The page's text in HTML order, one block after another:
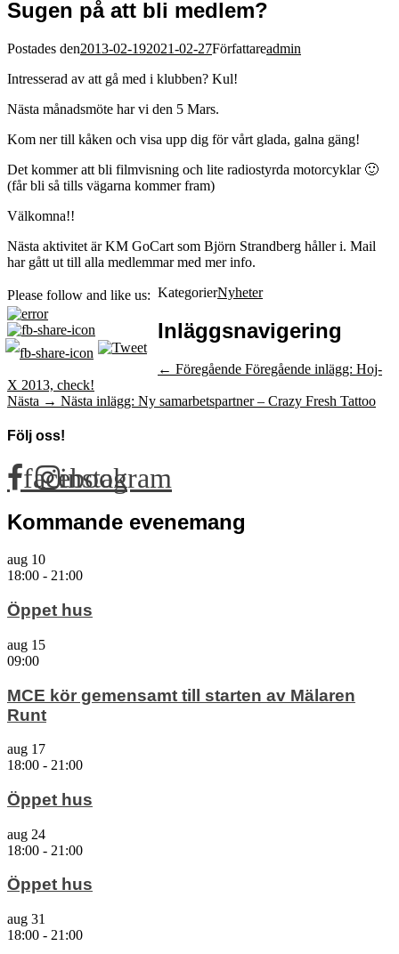
Sugen på att bli medlem?
Postades den2013-02-192021-02-27Författareadmin
Intresserad av att gå med i klubben? Kul!
Nästa månadsmöte har vi den 5 Mars.
Kom ner till kåken och visa upp dig för vårt glada, galna gäng!
Det kommer att bli filmvisning och lite radiostyrda motorcyklar 🙂
(får bli så tills vägarna kommer fram)
Välkomna!!
Nästa aktivitet är KM GoCart som Björn Strandberg håller i. Mail
har gått ut till alla medlemmar med mer info.
Please follow and like us: KategorierNyheter
Inläggsnavigering
← Föregående Föregående inlägg: Hoj-
X 2013, check!
Nästa → Nästa inlägg: Ny samarbetspartner – Crazy Fresh Tattoo
Följ oss!
facebook
instagram
Kommande evenemang
aug 10
18:00 - 21:00
Öppet hus
aug 15
09:00
MCE kör gemensamt till starten av Mälaren
Runt
aug 17
18:00 - 21:00
Öppet hus
aug 24
18:00 - 21:00
Öppet hus
aug 31
18:00 - 21:00